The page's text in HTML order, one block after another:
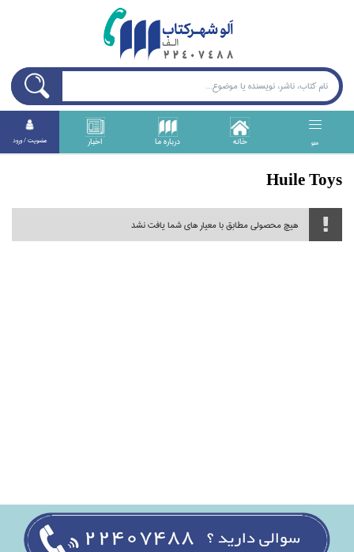
منو خانه درباره ما اخبار عضويت / ورود
Huile Toys
هیچ محصولی مطابق با معیار های شما یافت نشد